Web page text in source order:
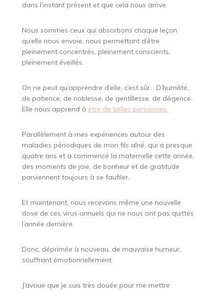
dans l’instant présent et que cela nous arrive.
Nous sommes ceux qui absorbons chaque leçon
qu’elle nous envoie, nous permettant d’être
pleinement concentrés, pleinement conscients,
pleinement éveillés.
On ne peut qu’apprendre d’elle, c’est sûr… D’humilité,
de patience, de noblesse, de gentillesse, de diligence.
Elle nous apprend à être de belles personnes.
Parallèlement à mes expériences autour des
maladies périodiques de mon fils aîné, qui a presque
quatre ans et a commencé la maternelle cette année,
des moments de joie, de bonheur et de gratitude
parviennent toujours à se faufiler.
Et maintenant, nous recevons même une nouvelle
dose de ces virus annuels qui ne nous ont pas quittés
l’année dernière.
Donc, déprimée à nouveau, de mauvaise humeur,
souffrant émotionnellement.
J’avoue que je suis très douée pour me mettre